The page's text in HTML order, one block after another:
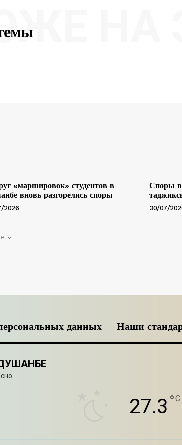
НА
«маршировок» студентов в
вновь разгорелись споры
2026
Споры
30/07/
данных Наши
27.3 °C